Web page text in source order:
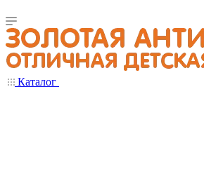
Каталог